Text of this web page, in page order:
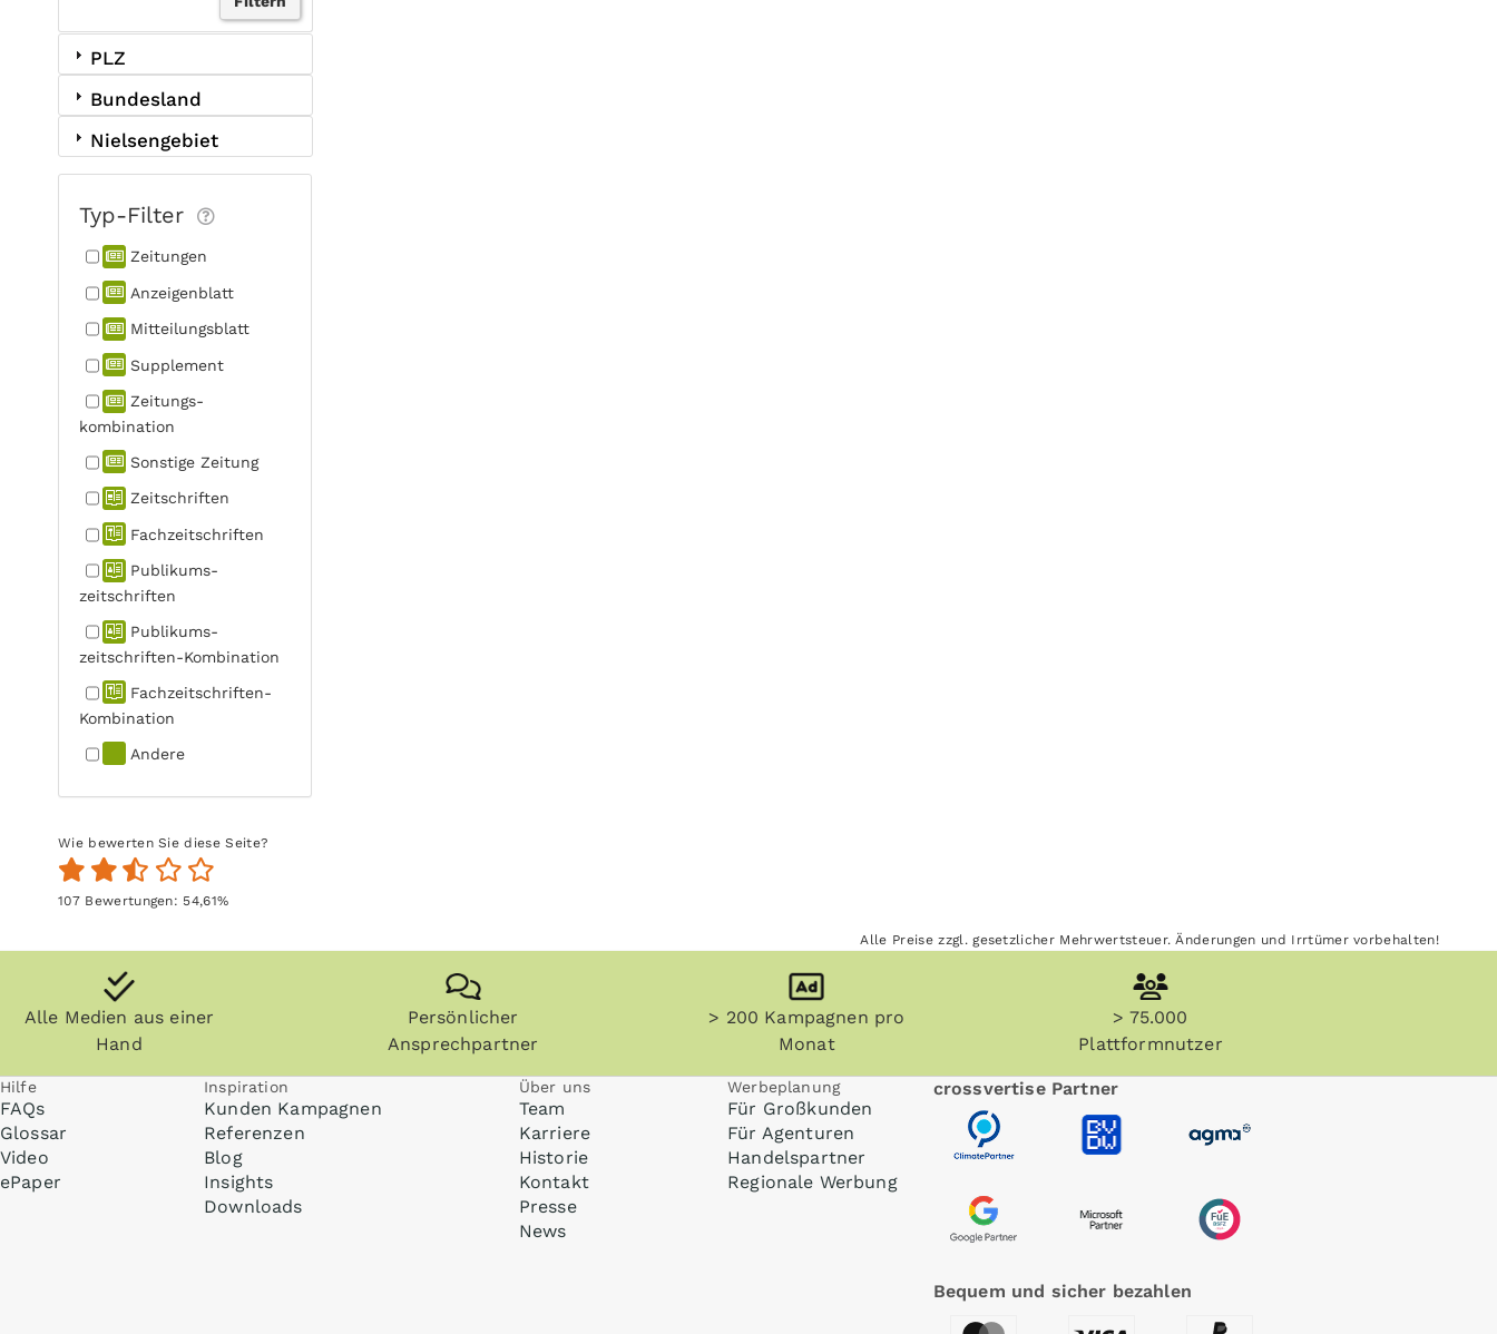
PLZ
Bundesland
Nielsengebiet
Typ-Filter
Zeitungen
Anzeigen­blatt
Mitteilungs­blatt
Supplement
Zeitungs­
kombination
Sonstige Zeitung
Zeitschriften
Fachzeit­schriften
Publikums­
zeitschriften
Publikums­
zeitschriften-Kombination
Fachzeit­schriften-
Kombination
Andere
Wie bewerten Sie diese Seite?
107Bewertungen: 54,61%
Alle Preise zzgl. gesetzlicher Mehrwertsteuer. Änderungen und Irrtümer vorbehalten!
Alle Medien aus einer
Hand
Persönlicher
Ansprechpartner
> 200 Kampagnen pro
Monat
> 75.000
Plattformnutzer
Hilfe
FAQs
Glossar
Video
ePaper
Inspiration
Kunden Kampagnen
Referenzen
Blog
Insights
Downloads
Über uns
Team
Karriere
Historie
Kontakt
Presse
News
Werbeplanung
Für Großkunden
Für Agenturen
Handelspartner
Regionale Werbung
crossvertise Partner
Bequem und sicher bezahlen